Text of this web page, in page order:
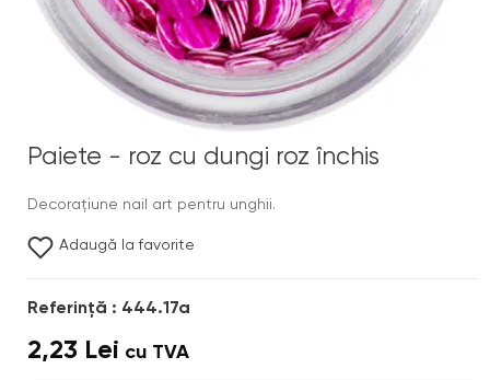
Paiete - roz cu dungi roz închis
Decoraţiune nail art pentru unghii.
Adaugă la favorite
Referinţă : 444.17a
2,23 Lei cu TVA